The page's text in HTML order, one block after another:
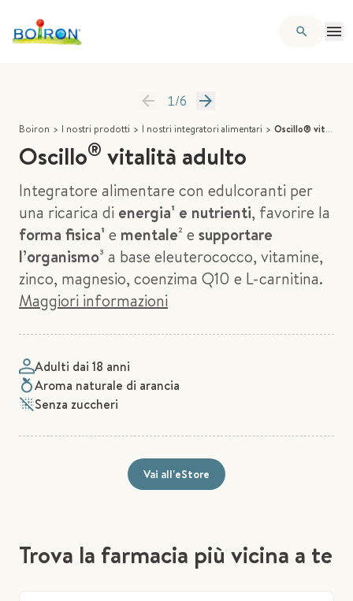
1/6
Boiron > I nostri prodotti > I nostri integratori alimentari > Oscillo® vitalità adulto
Oscillo® vitalità adulto
Integratore alimentare con edulcoranti per
una ricarica di energia¹ e nutrienti, favorire la
forma fisica¹ e mentale² e supportare
l’organismo³ a base eleuterococco, vitamine,
zinco, magnesio, coenzima Q10 e L-carnitina.
Maggiori informazioni
Adulti dai 18 anni
Aroma naturale di arancia
Senza zuccheri
Vai all'eStore
Trova la farmacia più vicina a te